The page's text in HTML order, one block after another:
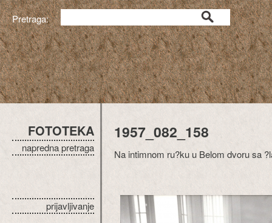
Pretraga:
FOTOTEKA
napredna pretraga
prijavljivanje
1957_082_158
Na intimnom ru?ku u Belom dvoru sa